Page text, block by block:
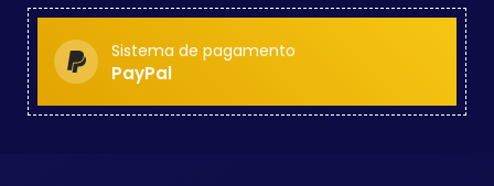
Sistema de pagamento
PayPal